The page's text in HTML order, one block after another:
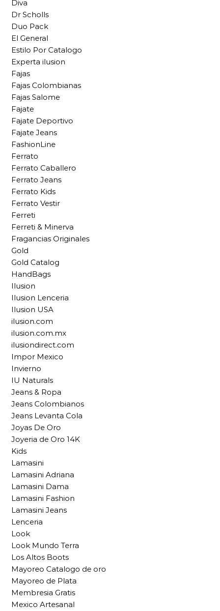
Diva
Dr Scholls
Duo Pack
El General
Estilo Por Catalogo
Experta ilusion
Fajas
Fajas Colombianas
Fajas Salome
Fajate
Fajate Deportivo
Fajate Jeans
FashionLine
Ferrato
Ferrato Caballero
Ferrato Jeans
Ferrato Kids
Ferrato Vestir
Ferreti
Ferreti & Minerva
Fragancias Originales
Gold
Gold Catalog
HandBags
Ilusion
Ilusion Lenceria
Ilusion USA
ilusion.com
ilusion.com.mx
ilusiondirect.com
Impor Mexico
Invierno
IU Naturals
Jeans & Ropa
Jeans Colombianos
Jeans Levanta Cola
Joyas De Oro
Joyeria de Oro 14K
Kids
Lamasini
Lamasini Adriana
Lamasini Dama
Lamasini Fashion
Lamasini Jeans
Lenceria
Look
Look Mundo Terra
Los Altos Boots
Mayoreo Catalogo de oro
Mayoreo de Plata
Membresia Gratis
Mexico Artesanal